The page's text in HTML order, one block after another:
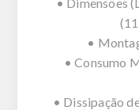
•
• Consumo
• Dissipação